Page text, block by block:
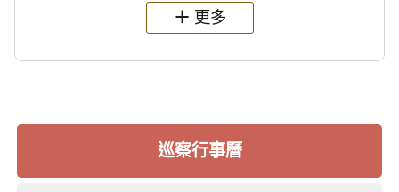
過世後，總統府於89年間函請其家屬
繼續留住
更多
巡察行事曆